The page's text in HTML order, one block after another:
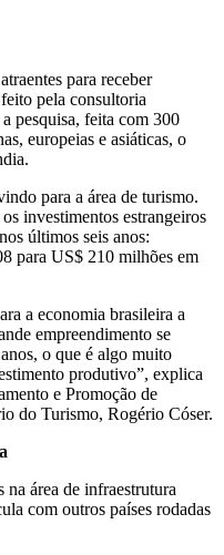
para receber
pela consultoria
pesquisa, feita com 300
europeias e asiáticas, o
para a área de turismo.
investimentos estrangeiros
últimos seis anos:
para US$ 210 milhões em
a economia brasileira a
empreendimento se
o que é algo muito
produtivo”, explica
e Promoção de
do Turismo, Rogério Cóser.
área de infraestrutura
com outros países rodadas